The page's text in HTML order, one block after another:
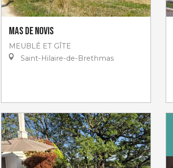
Mas de Novis
MEUBLÉ ET GÎTE
Saint-Hilaire-de-Brethmas